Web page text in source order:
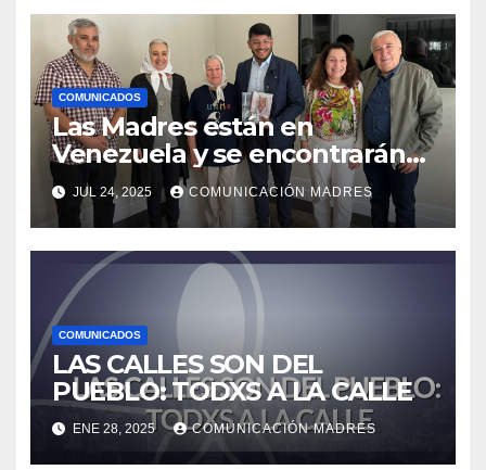
COMUNICADOS
Las Madres están en
Venezuela y se encontrarán
con el presidente Nicolás
Maduro
JUL 24, 2025 COMUNICACIÓN MADRES
COMUNICADOS
LAS CALLES SON DEL
PUEBLO: TODXS A LA CALLE
ENE 28, 2025 COMUNICACIÓN MADRES